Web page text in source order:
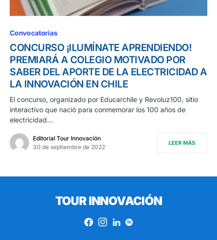
Convocatorias
CONCURSO ¡ILUMÍNATE APRENDIENDO!
PREMIARÁ A COLEGIO MOTIVADO POR
SABER DEL APORTE DE LA ELECTRICIDAD A
LA INNOVACIÓN EN CHILE
El concurso, organizado por Educarchile y Revoluz100, sitio
interactivo que nació para conmemorar los 100 años de
electricidad…
Editorial Tour Innovación
30 de septiembre de 2022
LEER MÁS
TOUR INNOVACIÓN